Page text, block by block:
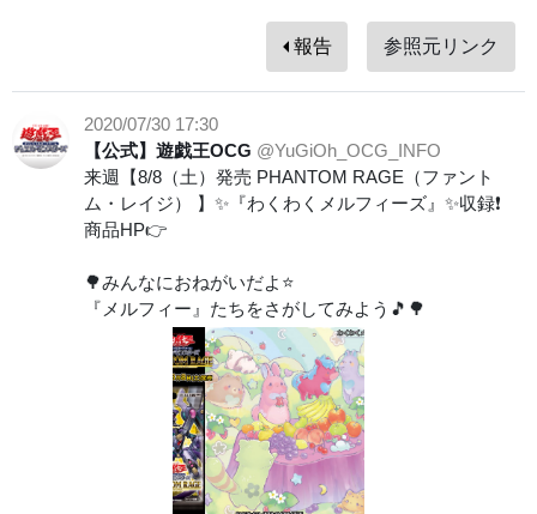
報告 参照元リンク
2020/07/30 17:30
【公式】遊戯王OCG @YuGiOh_OCG_INFO
来週【8/8（土）発売 PHANTOM RAGE（ファント
ム・レイジ） 】✨『わくわくメルフィーズ』✨収録❗️
商品HP👉
🌳みんなにおねがいだよ⭐️
『メルフィー』たちをさがしてみよう🎵🌳